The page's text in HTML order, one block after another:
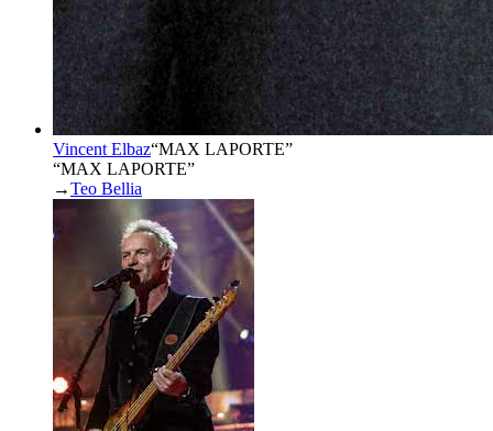
Vincent Elbaz“MAX LAPORTE”
“MAX LAPORTE”
→Teo Bellia